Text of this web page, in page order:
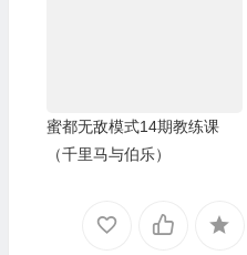
蜜都无敌模式14期教练课
（千里马与伯乐）